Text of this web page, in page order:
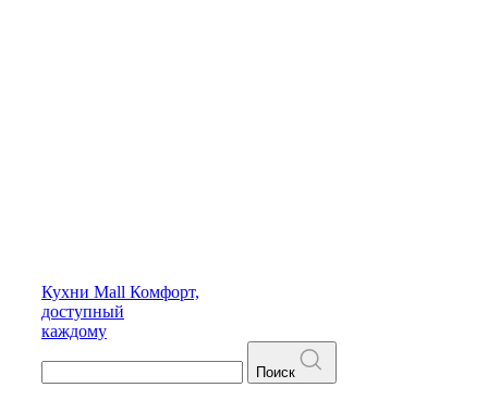
Кухни Mall Комфорт,
доступный
каждому
Поиск